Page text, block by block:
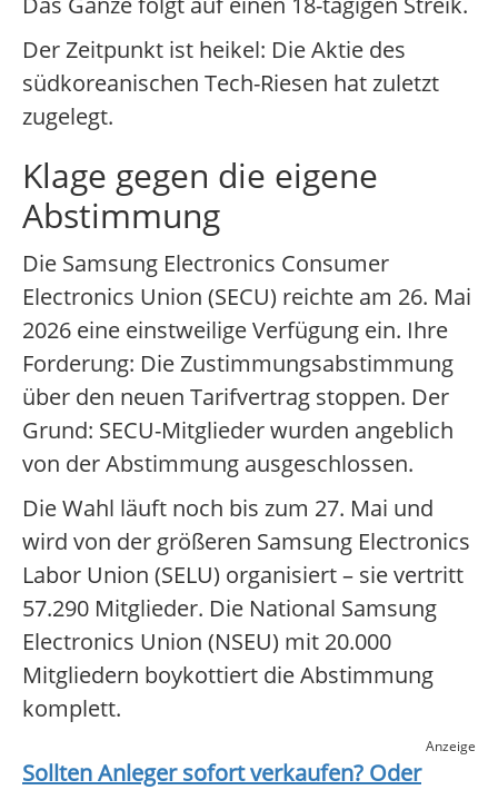
Der Zeitpunkt ist heikel: Die Aktie des
südkoreanischen Tech-Riesen hat zuletzt
zugelegt.
Klage gegen die eigene
Abstimmung
Die Samsung Electronics Consumer
Electronics Union (SECU) reichte am 26. Mai
2026 eine einstweilige Verfügung ein. Ihre
Forderung: Die Zustimmungsabstimmung
über den neuen Tarifvertrag stoppen. Der
Grund: SECU-Mitglieder wurden angeblich
von der Abstimmung ausgeschlossen.
Die Wahl läuft noch bis zum 27. Mai und
wird von der größeren Samsung Electronics
Labor Union (SELU) organisiert – sie vertritt
57.290 Mitglieder. Die National Samsung
Electronics Union (NSEU) mit 20.000
Mitgliedern boykottiert die Abstimmung
komplett.
Anzeige
Sollten Anleger sofort verkaufen? Oder